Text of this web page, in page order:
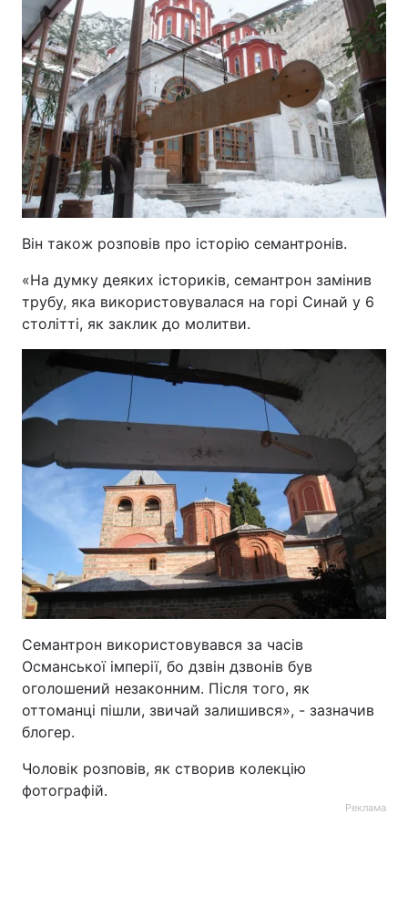
Він також розповів про історію семантронів.
«На думку деяких істориків, семантрон замінив
трубу, яка використовувалася на горі Синай у 6
столітті, як заклик до молитви.
Семантрон використовувався за часів
Османської імперії, бо дзвін дзвонів був
оголошений незаконним. Після того, як
оттоманці пішли, звичай залишився», - зазначив
блогер.
Чоловік розповів, як створив колекцію
фотографій.
Реклама